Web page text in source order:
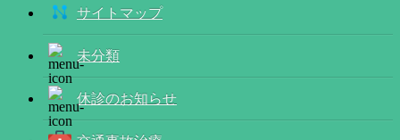
サイトマップ
未分類
休診のお知らせ